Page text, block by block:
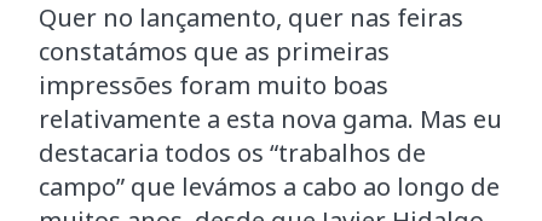
Quer no lançamento, quer nas feiras
constatámos que as primeiras
impressões foram muito boas
relativamente a esta nova gama. Mas eu
destacaria todos os “trabalhos de
campo” que levámos a cabo ao longo de